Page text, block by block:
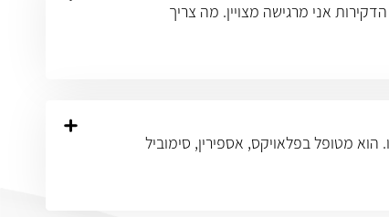
אני מרגישה מצויין. מה צריך
הוא מטופל בפלאויקס, אספירין, סימוביל